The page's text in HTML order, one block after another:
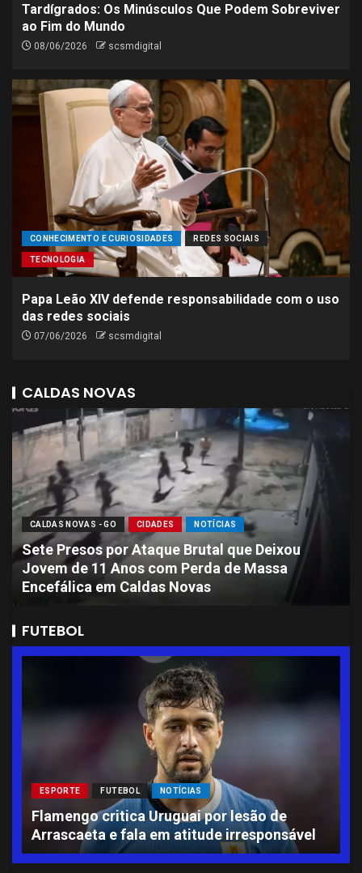
Tardígrados: Os Minúsculos Que Podem Sobreviver
ao Fim do Mundo
08/06/2026 scsmdigital
CONHECIMENTO E CURIOSIDADES REDES SOCIAIS
TECNOLOGIA
Papa Leão XIV defende responsabilidade com o uso
das redes sociais
07/06/2026 scsmdigital
CALDAS NOVAS
CALDAS NOVAS - GO CIDADES NOTÍCIAS
Sete Presos por Ataque Brutal que Deixou
Jovem de 11 Anos com Perda de Massa
Encefálica em Caldas Novas
FUTEBOL
ESPORTE FUTEBOL NOTÍCIAS
Flamengo critica Uruguai por lesão de
Arrascaeta e fala em atitude irresponsável